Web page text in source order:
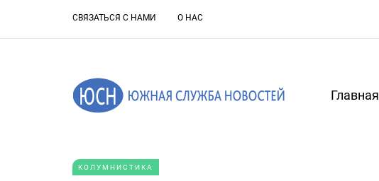
СВЯЗАТЬСЯ С НАМИ О НАС
Главная
КОЛУМНИСТИКА